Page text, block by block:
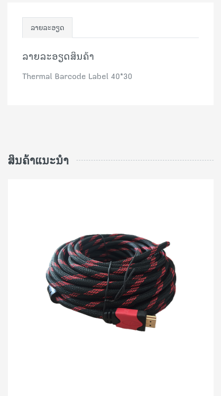
ລາຍລະອຽດ
ລາຍລະອຽດສິນຄ້າ
Thermal Barcode Label 40*30
ສິນຄ້າແນະນຳ